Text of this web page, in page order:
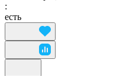
:
есть